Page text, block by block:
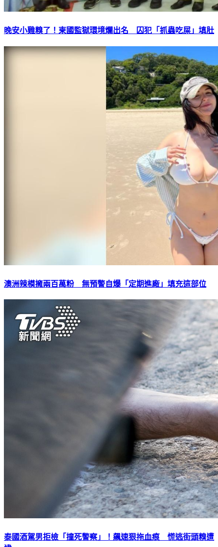
晚安小雞糗了！柬國監獄環境爛出名 囚犯「抓蟲吃屎」填肚
澳洲辣模擁兩百萬粉 無預警自爆「定期進廠」填充這部位
泰國酒駕男拒檢「撞死警察」！飆速狠拖血痕 慌逃街頭糗遭